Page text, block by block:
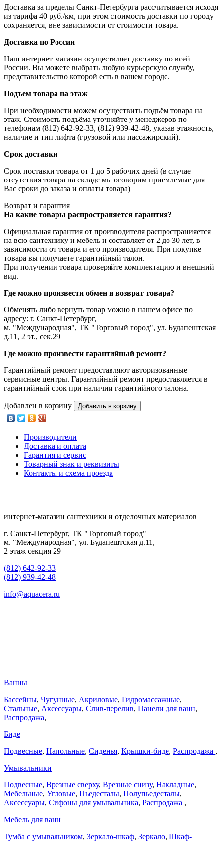
Доставка за пределы Санкт-Петербурга рассчитывается исходя
из тарифа 40 руб./км, при этом стоимость доставки по городу
сохраняется, вне зависимости от стоимости товара.
Доставка по России
Наш интернет-магазин осуществляет доставку по всей
России. Вы можете выбрать любую курьерскую службу,
представительство которой есть в вашем городе.
Подъем товара на этаж
При необходимости можем осуществить подъём товара на
этаж. Стоимость подъёма уточняйте у менеджеров по
телефонам (812) 642-92-33, (812) 939-42-48, указав этажность,
наличие и тип лифта (грузовой или пассажирский).
Срок доставки
Срок поставки товара от 1 до 5 рабочих дней (в случае
отсутствия товара на складе мы оговорим приемлемые для
Вас сроки до заказа и оплаты товара)
Возврат и гарантия
На какие товары распространяется гарантия?
Официальная гарантия от производителя распространияется
на всю сантехнику и мебель и составляет от 2 до 30 лет, в
зависимости от товара и его производителя. При покупке
товара вы получаете гарантийный талон.
При получении товара проверяйте комплектацию и внешний
вид.
Где можно произвести обмен и возврат товара?
Обменять либо вернуть товар можно в нашем офисе по
адресу: г. Санкт-Петербург,
м. "Международная", ТК "Торговый город", ул. Будапештская
д.11, 2 эт., сек.29
Где можно произвести гарантийный ремонт?
Гарантийный ремонт предоставляют авторизованные
сервисные центры. Гарантийный ремонт предоставляется в
гарантийный срок при наличии гарантийного талона.
Добавлен в корзину Добавить в корзину
Производители
Доставка и оплата
Гарантия и сервис
Товарный знак и реквизиты
Контакты и схема проезда
интернет-магазин сантехники и отделочных материалов
г. Санкт-Петербург, ТК "Торговый город"
м. "Международная", ул. Будапештская д.11,
2 этаж секция 29
(812) 642-92-33
(812) 939-42-48
info@aquacera.ru
Ванны
Бассейны, Чугунные, Акриловые, Гидромассажные,
Стальные, Аксессуары, Слив-перелив, Панели для ванн,
Распродажа,
Биде
Подвесные, Напольные, Сиденья, Крышки-биде, Распродажа ,
Умывальники
Подвесные, Врезные сверху, Врезные снизу, Накладные,
Мебельные, Угловые, Пьедесталы, Полупьедесталы,
Аксессуары, Сифоны для умывальника, Распродажа ,
Мебель для ванн
Тумба с умывальником, Зеркало-шкаф, Зеркало, Шкаф-